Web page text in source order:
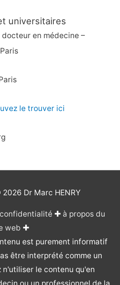
universitaires
docteur en médecine –
le trouver ici
2026 Dr Marc HENRY
✚ à propos du
web ✚
est purement informatif
être interprété comme un
n'utiliser le contenu qu'en